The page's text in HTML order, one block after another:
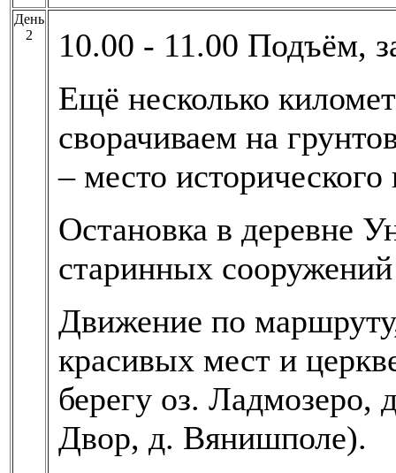
День
2
10.00 - 11.00 Подъём,
Ещё несколько
сворачиваем на
– место
Остановка в деревне
старинных
Движение по
красивых мест и
берегу оз.
Двор, д. Вянишполе).